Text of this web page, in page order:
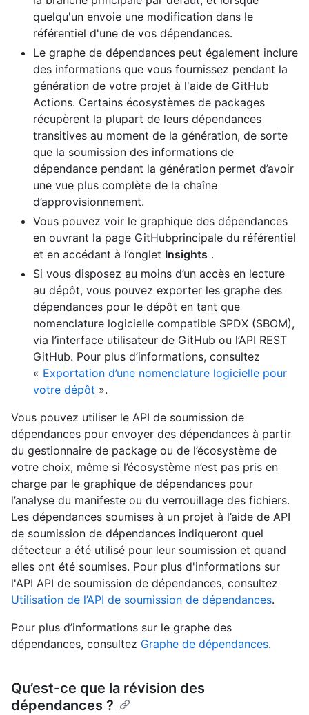
quelqu'un envoie une modification dans le
référentiel d'une de vos dépendances.
Le graphe de dépendances peut également inclure
des informations que vous fournissez pendant la
génération de votre projet à l'aide de GitHub
Actions. Certains écosystèmes de packages
récupèrent la plupart de leurs dépendances
transitives au moment de la génération, de sorte
que la soumission des informations de
dépendance pendant la génération permet d’avoir
une vue plus complète de la chaîne
d’approvisionnement.
Vous pouvez voir le graphique des dépendances
en ouvrant la page GitHubprincipale du référentiel
et en accédant à l’onglet Insights .
Si vous disposez au moins d’un accès en lecture
au dépôt, vous pouvez exporter les graphe des
dépendances pour le dépôt en tant que
nomenclature logicielle compatible SPDX (SBOM),
via l’interface utilisateur de GitHub ou l’API REST
GitHub. Pour plus d’informations, consultez
« Exportation d’une nomenclature logicielle pour
votre dépôt ».
Vous pouvez utiliser le API de soumission de
dépendances pour envoyer des dépendances à partir
du gestionnaire de package ou de l’écosystème de
votre choix, même si l’écosystème n’est pas pris en
charge par le graphique de dépendances pour
l’analyse du manifeste ou du verrouillage des fichiers.
Les dépendances soumises à un projet à l’aide de API
de soumission de dépendances indiqueront quel
détecteur a été utilisé pour leur soumission et quand
elles ont été soumises. Pour plus d'informations sur
l'API API de soumission de dépendances, consultez
Utilisation de l’API de soumission de dépendances.
Pour plus d’informations sur le graphe des
dépendances, consultez Graphe de dépendances.
Qu’est-ce que la révision des
dépendances ?